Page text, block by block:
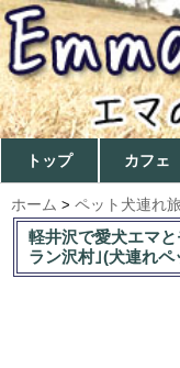
トップ カフェ
ホーム > ペット犬連れ
軽井沢で愛犬エマ
ラン沢村｣(犬連れ